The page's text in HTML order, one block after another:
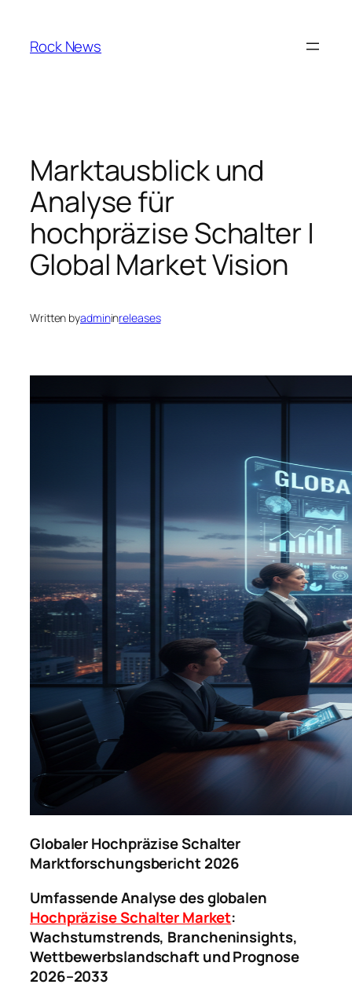
content
Rock News
Marktausblick und
Analyse für
hochpräzise Schalter |
Global Market Vision
Written byadmininreleases
Globaler Hochpräzise Schalter
Marktforschungsbericht 2026
Umfassende Analyse des globalen
Hochpräzise Schalter Market:
Wachstumstrends, Brancheninsights,
Wettbewerbslandschaft und Prognose
2026–2033